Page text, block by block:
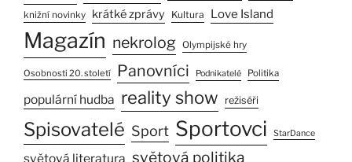
knižní novinky krátké zprávy Kultura Love Island
Magazín nekrolog Olympijské hry
Osobnosti 20. století Panovníci Podnikatelé Politika
populární hudba reality show režiséři
Spisovatelé Sport Sportovci StarDance
světová literatura světová politika